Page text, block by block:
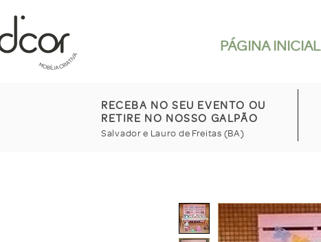
PÁGINA INICIAL
RECEBA NO SEU EVENTO OU
RETIRE NO NOSSO GALPÃO
Salvador e Lauro de Freitas (BA)